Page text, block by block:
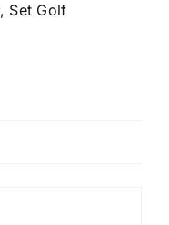
, Set Golf